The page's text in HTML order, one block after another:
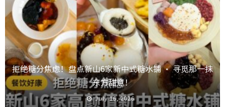
拒绝糖分焦虑！盘点新山6家新中式糖水铺 · 寻觅那一抹
东方甜意！
July 16, 2026